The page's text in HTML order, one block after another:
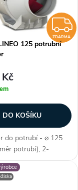
ZDARMA
125 potrubní
DO KOŠÍKU
do potrubí - ⌀ 125
potrubí), 2-
regulace, AC motor,
průtok
365 m3/h, max.